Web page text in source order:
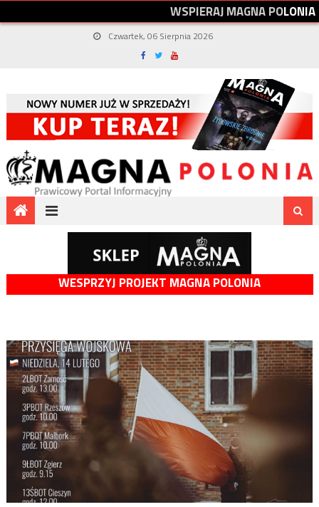
WSPIERAJMAGNAPOLONIA
Czwartek, 06 Sierpnia 2026
WESPRZYJ PROJEKT MAGNA POLONIA